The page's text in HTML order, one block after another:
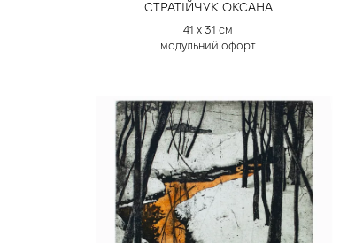
СТРАТІЙЧУК ОКСАНА
41 х 31 см
модульний офорт